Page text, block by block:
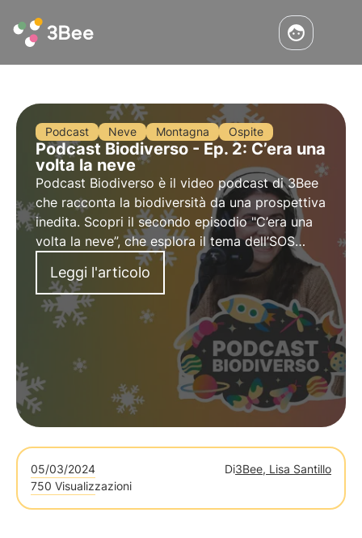
Podcast Neve Montagna Ospite
Podcast Biodiverso - Ep. 2: C’era una
volta la neve
Podcast Biodiverso è il video podcast di 3Bee
che racconta la biodiversità da una prospettiva
inedita. Scopri il secondo episodio "C’era una
volta la neve”, che esplora il tema dell’SOS
neve e del turismo montano sostenibile,
insieme all'ospite Sofia Farina.
Leggi l'articolo
05/03/2024 Di3Bee, Lisa Santillo
750 Visualizzazioni